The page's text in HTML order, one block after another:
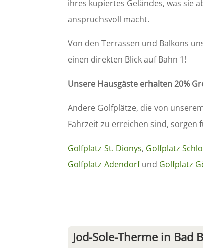
ihres kupiertes Geländes, was sie
anspruchsvoll macht.
Von den Terrassen und Balkons
einen direkten Blick auf Bahn 1!
Unsere Hausgäste erhalten 20%
Andere Golfplätze, die von
Fahrzeit zu erreichen sind, sorgen
Golfplatz St. Dionys, Golfplatz
Golfplatz Adendorfund Golfplatz
Jod-Sole-Therme in Bad